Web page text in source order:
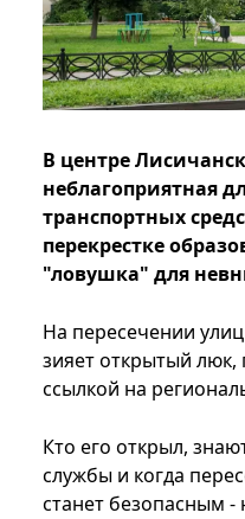
В центре
неблагоприятная
транспортных
перекрестке
"ловушка" для
На пересечении
зияет открытый люк,
ссылкой на
Кто его открыл,
службы и когда
станет безопасным -